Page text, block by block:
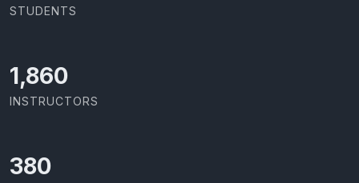
STUDENTS
2,142
INSTRUCTORS
437